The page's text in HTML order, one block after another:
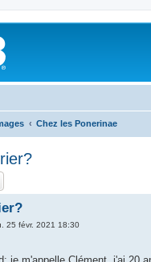
Chez les Ponerinae
25 févr. 2021 18:30